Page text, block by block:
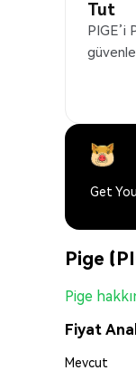
Tut
PIGE’i
güvenle
Get
Pige
Pige
Fiyat
Mevcut